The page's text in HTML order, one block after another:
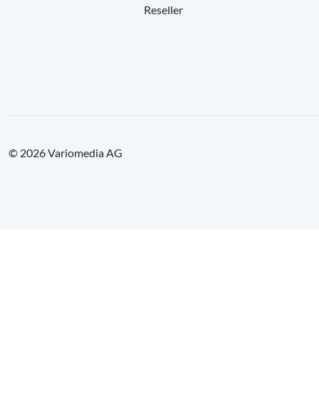
Reseller
© 2026 Variomedia AG